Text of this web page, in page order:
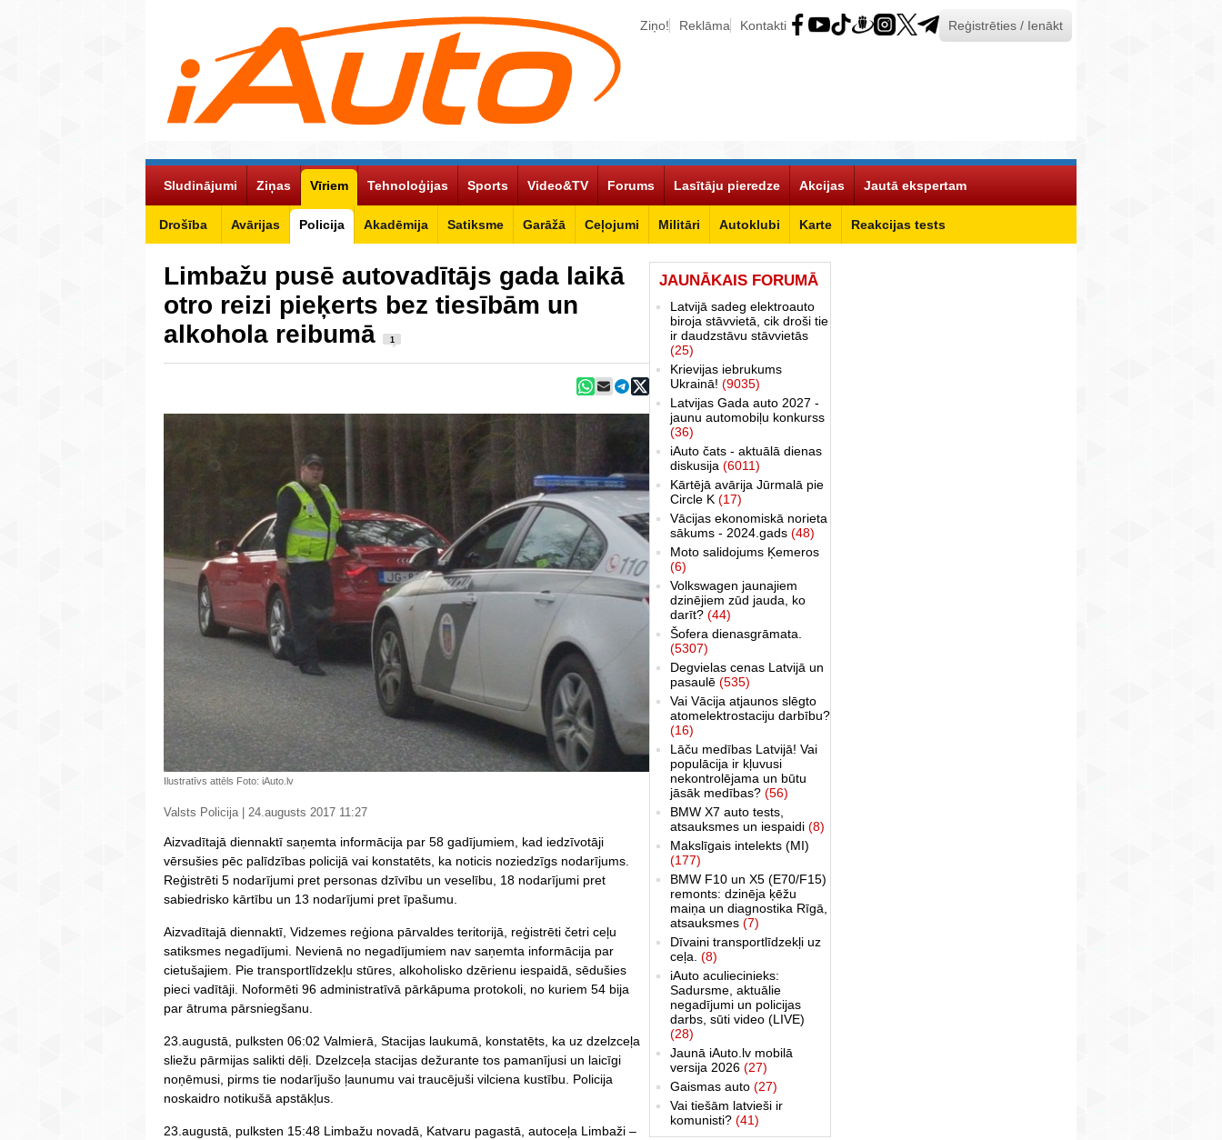
Ziņo! Reklāma Kontakti Reģistrēties / Ienākt
Sludinājumi Ziņas Vīriem
Drošība Avārijas Policija Akadēmija Satiksme Garāžā Ceļojumi Militāri Autoklubi Karte Reakcijas tests
Tehnoloģijas Sports Video&TV Forums Lasītāju pieredze Akcijas Jautā ekspertam
Limbažu pusē autovadītājs gada laikā
otro reizi pieķerts bez tiesībām un
alkohola reibumā
1
Ilustratīvs attēls Foto: iAuto.lv
Valsts Policija | 24.augusts 2017 11:27
Aizvadītajā diennaktī saņemta informācija par 58 gadījumiem, kad iedzīvotāji
vērsušies pēc palīdzības policijā vai konstatēts, ka noticis noziedzīgs nodarījums.
Reģistrēti 5 nodarījumi pret personas dzīvību un veselību, 18 nodarījumi pret
sabiedrisko kārtību un 13 nodarījumi pret īpašumu.
Aizvadītajā diennaktī, Vidzemes reģiona pārvaldes teritorijā, reģistrēti četri ceļu
satiksmes negadījumi. Nevienā no negadījumiem nav saņemta informācija par
cietušajiem. Pie transportlīdzekļu stūres, alkoholisko dzērienu iespaidā, sēdušies
pieci vadītāji. Noformēti 96 administratīvā pārkāpuma protokoli, no kuriem 54 bija
par ātruma pārsniegšanu.
23.augustā, pulksten 06:02 Valmierā, Stacijas laukumā, konstatēts, ka uz dzelzceļa
sliežu pārmijas salikti dēļi. Dzelzceļa stacijas dežurante tos pamanījusi un laicīgi
noņēmusi, pirms tie nodarījušo ļaunumu vai traucējuši vilciena kustību. Policija
noskaidro notikušā apstākļus.
23.augustā, pulksten 15:48 Limbažu novadā, Katvaru pagastā, autoceļa Limbaži –
JAUNĀKAIS FORUMĀ
Latvijā sadeg elektroauto
biroja stāvvietā, cik droši tie
ir daudzstāvu stāvvietās
(25)
Krievijas iebrukums
Ukrainā! (9035)
Latvijas Gada auto 2027 -
jaunu automobiļu konkurss
(36)
iAuto čats - aktuālā dienas
diskusija (6011)
Kārtējā avārija Jūrmalā pie
Circle K (17)
Vācijas ekonomiskā norieta
sākums - 2024.gads (48)
Moto salidojums Ķemeros
(6)
Volkswagen jaunajiem
dzinējiem zūd jauda, ko
darīt? (44)
Šofera dienasgrāmata.
(5307)
Degvielas cenas Latvijā un
pasaulē (535)
Vai Vācija atjaunos slēgto
atomelektrostaciju darbību?
(16)
Lāču medības Latvijā! Vai
populācija ir kļuvusi
nekontrolējama un būtu
jāsāk medības? (56)
BMW X7 auto tests,
atsauksmes un iespaidi (8)
Makslīgais intelekts (MI)
(177)
BMW F10 un X5 (E70/F15)
remonts: dzinēja ķēžu
maiņa un diagnostika Rīgā,
atsauksmes (7)
Dīvaini transportlīdzekļi uz
ceļa. (8)
iAuto aculiecinieks:
Sadursme, aktuālie
negadījumi un policijas
darbs, sūti video (LIVE)
(28)
Jaunā iAuto.lv mobilā
versija 2026 (27)
Gaismas auto (27)
Vai tiešām latvieši ir
komunisti? (41)